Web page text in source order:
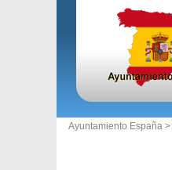
Ayuntamiento España >